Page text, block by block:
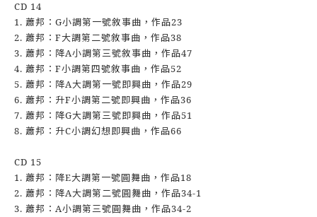
CD 14
1. 蕭邦：G小調第一號敘事曲，作品23
2. 蕭邦：F大調第二號敘事曲，作品38
3. 蕭邦：降A小調第三號敘事曲，作品47
4. 蕭邦：F小調第四號敘事曲，作品52
5. 蕭邦：降A大調第一號即興曲，作品29
6. 蕭邦：升F小調第二號即興曲，作品36
7. 蕭邦：降G大調第三號即興曲，作品51
8. 蕭邦：升C小調幻想即興曲，作品66
CD 15
1. 蕭邦：降E大調第一號圓舞曲，作品18
2. 蕭邦：降A大調第二號圓舞曲，作品34-1
3. 蕭邦：A小調第三號圓舞曲，作品34-2